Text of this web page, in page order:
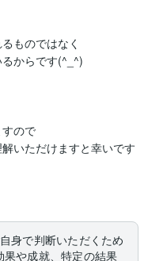
ものではなく
からです(^_^)
ので
いただけますと幸いです
身で判断いただくため
や成就、特定の結果